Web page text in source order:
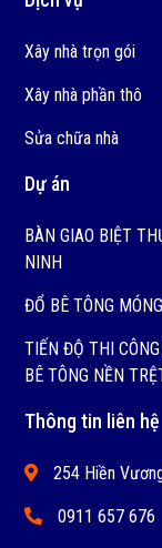
Xây nhà trọn gói
Xây nhà phần thô
Sửa chữa nhà
Dự án
BÀN GIAO BIỆT
NINH
ĐỔ BÊ TÔNG
TIẾN ĐỘ THI
BÊ TÔNG NỀN
Thông tin liên hệ
254 Hiền
0911 657 676